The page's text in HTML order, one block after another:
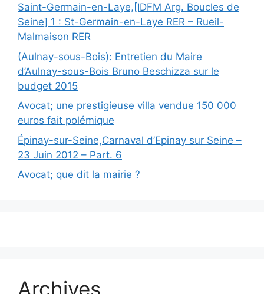
Saint-Germain-en-Laye,[IDFM Arg. Boucles de
Seine] 1 : St-Germain-en-Laye RER – Rueil-
Malmaison RER
(Aulnay-sous-Bois): Entretien du Maire
d’Aulnay-sous-Bois Bruno Beschizza sur le
budget 2015
Avocat; une prestigieuse villa vendue 150 000
euros fait polémique
Épinay-sur-Seine,Carnaval d’Epinay sur Seine –
23 Juin 2012 – Part. 6
Avocat; que dit la mairie ?
Archives